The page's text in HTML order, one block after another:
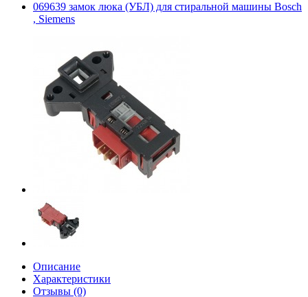
069639 замок люка (УБЛ) для стиральной машины Bosch
, Siemens
Описание
Характеристики
Отзывы (0)